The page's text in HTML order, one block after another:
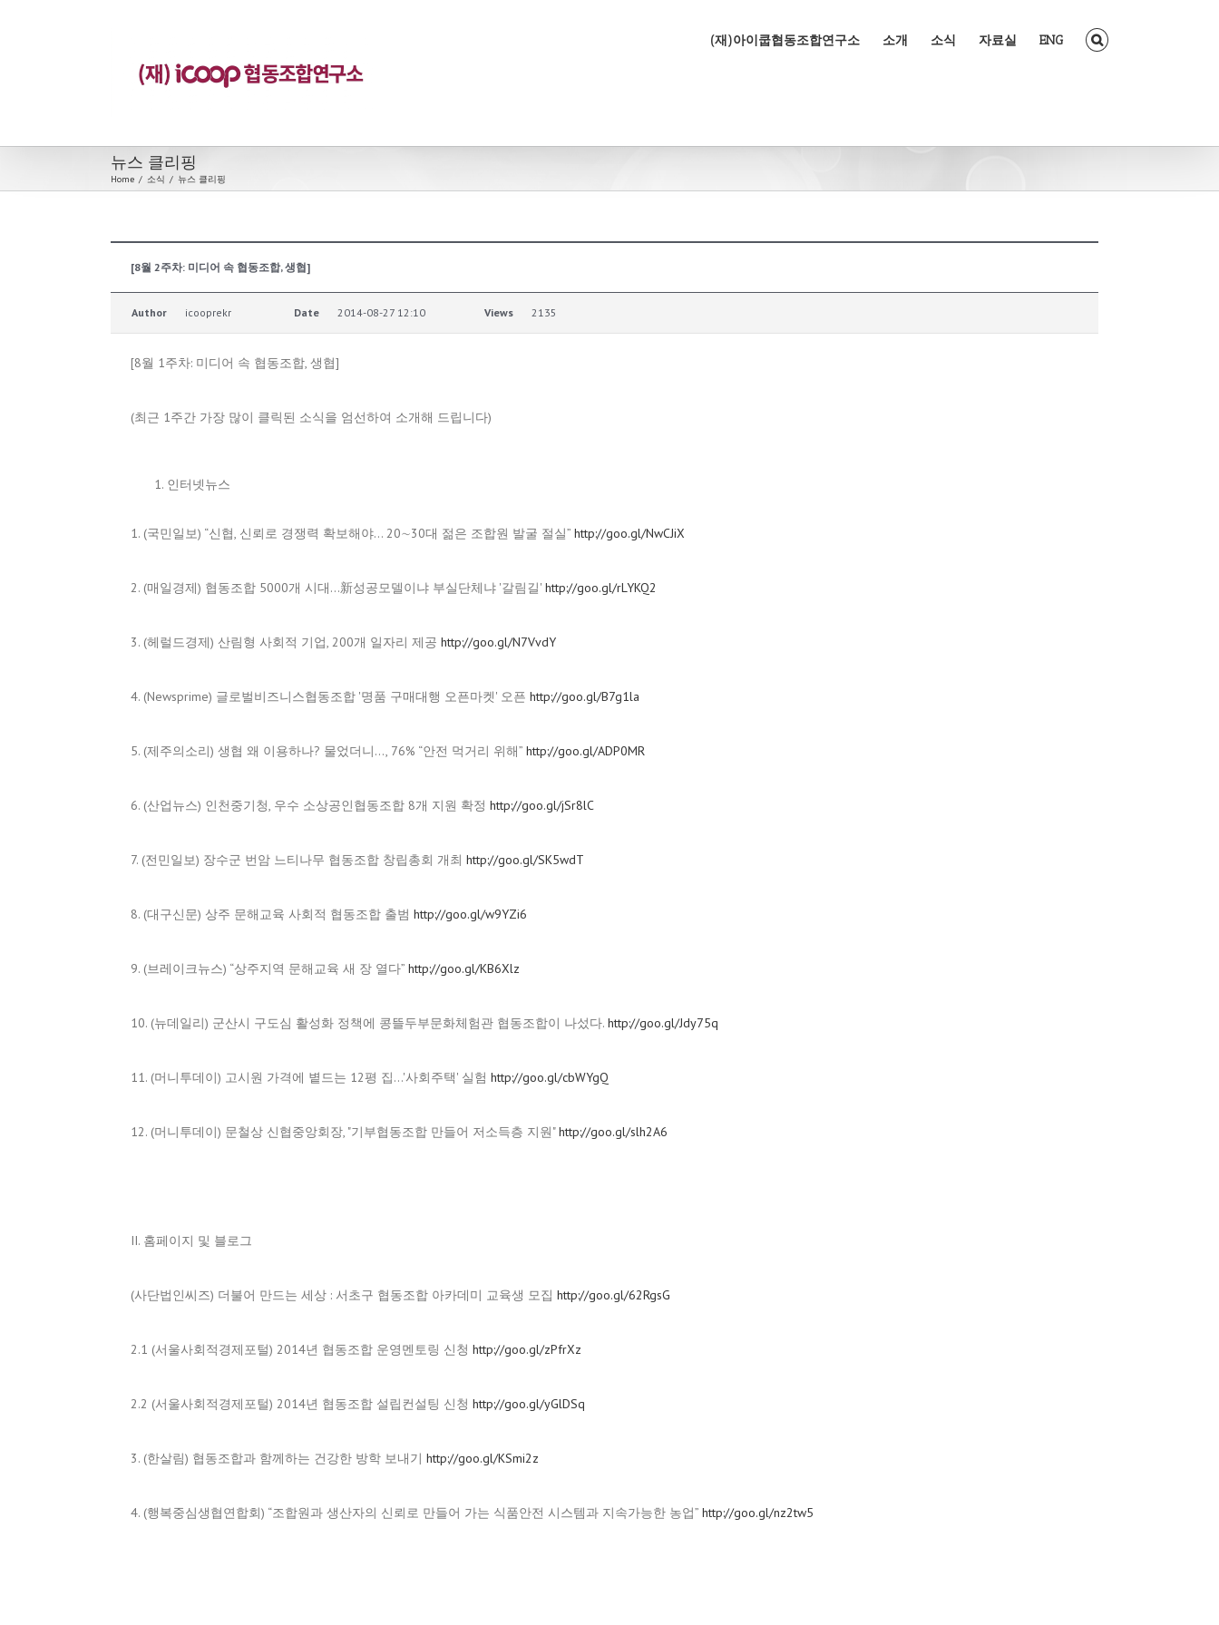
(재)아이쿱협동조합연구소 소개 소식 자료실 ENG
뉴스 클리핑
Home / 소식 / 뉴스 클리핑
[8월 2주차: 미디어 속 협동조합, 생협]
Author icooprekr Date 2014-08-27 12:10 Views 2135
[8월 1주차: 미디어 속 협동조합, 생협]
(최근 1주간 가장 많이 클릭된 소식을 엄선하여 소개해 드립니다)
인터넷뉴스
1. (국민일보) “신협, 신뢰로 경쟁력 확보해야… 20∼30대 젊은 조합원 발굴 절실” http://goo.gl/NwCJiX
2. (매일경제) 협동조합 5000개 시대…新성공모델이냐 부실단체냐 '갈림길' http://goo.gl/rLYKQ2
3. (헤럴드경제) 산림형 사회적 기업, 200개 일자리 제공 http://goo.gl/N7VvdY
4. (Newsprime) 글로벌비즈니스협동조합 '명품 구매대행 오픈마켓' 오픈 http://goo.gl/B7g1la
5. (제주의소리) 생협 왜 이용하나? 물었더니…, 76% “안전 먹거리 위해” http://goo.gl/ADP0MR
6. (산업뉴스) 인천중기청, 우수 소상공인협동조합 8개 지원 확정 http://goo.gl/jSr8lC
7. (전민일보) 장수군 번암 느티나무 협동조합 창립총회 개최 http://goo.gl/SK5wdT
8. (대구신문) 상주 문해교육 사회적 협동조합 출범 http://goo.gl/w9YZi6
9. (브레이크뉴스) “상주지역 문해교육 새 장 열다” http://goo.gl/KB6Xlz
10. (뉴데일리) 군산시 구도심 활성화 정책에 콩뜰두부문화체험관 협동조합이 나섰다. http://goo.gl/Jdy75q
11. (머니투데이) 고시원 가격에 볕드는 12평 집...'사회주택' 실험 http://goo.gl/cbWYgQ
12. (머니투데이) 문철상 신협중앙회장, "기부협동조합 만들어 저소득층 지원"http://goo.gl/slh2A6
II. 홈페이지 및 블로그
(사단법인씨즈) 더불어 만드는 세상 : 서초구 협동조합 아카데미 교육생 모집 http://goo.gl/62RgsG
2.1 (서울사회적경제포털) 2014년 협동조합 운영멘토링 신청 http://goo.gl/zPfrXz
2.2 (서울사회적경제포털) 2014년 협동조합 설립컨설팅 신청 http://goo.gl/yGlDSq
3. (한살림) 협동조합과 함께하는 건강한 방학 보내기 http://goo.gl/KSmi2z
4. (행복중심생협연합회) “조합원과 생산자의 신뢰로 만들어 가는 식품안전 시스템과 지속가능한 농업” http://goo.gl/nz2tw5